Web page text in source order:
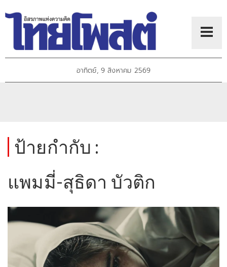
อาทิตย์, 9 สิงหาคม 2569
ป้ายกำกับ :
แพมมี่-สุธิดา บัวติก